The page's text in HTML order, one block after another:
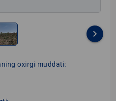
keyboard_arrow_right
oxirgi muddati: